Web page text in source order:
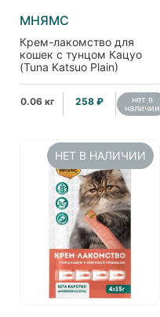
МНЯМС
Крем-лакомство для
кошек с тунцом Кацуо
(Tuna Katsuo Plain)
0.06 кг 258 ₽ нет в
наличии
НЕТ В НАЛИЧИИ